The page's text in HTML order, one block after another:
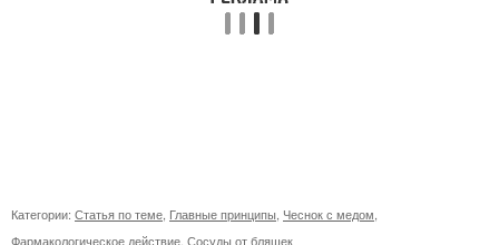
Категории: Статья по теме Главные принципы Чеснок с медом
Фармакологическое действие Сосуды от бляшек